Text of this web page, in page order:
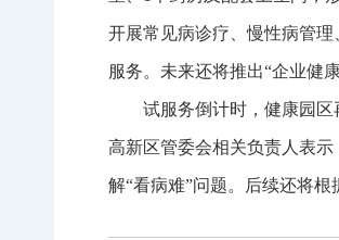
开展常见病诊疗、慢性病管
服务。未来还将推出“企业健
试服务倒计时，健康园
高新区管委会相关负责人表
解“看病难”问题。后续还将